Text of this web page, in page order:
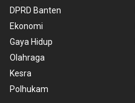
DPRD Banten
Ekonomi
Gaya Hidup
Olahraga
Kesra
Polhukam